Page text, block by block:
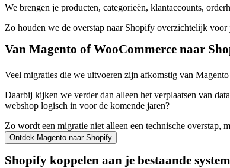
We brengen je producten, categorieën, klantaccounts,
Zo houden we de overstap naar Shopify overzichtelijk voor
Van Magento of WooCommerce naar
Veel migraties die we uitvoeren zijn afkomstig van
Daarbij kijken we verder dan alleen het verplaatsen van
webshop logisch in voor de komende jaren?
Zo wordt een migratie niet alleen een technische overstap,
Ontdek Magento naar Shopify
Shopify koppelen aan je bestaande